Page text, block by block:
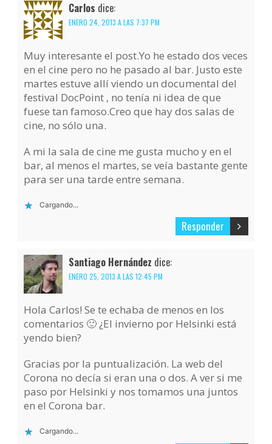
Carlos dice:
ENERO 24, 2013 A LAS 7:37 PM
Muy interesante el post.Yo he estado dos veces
en el cine pero no he pasado al bar. Justo este
martes estuve allí viendo un documental del
festival DocPoint , no tenía ni idea de que
fuese tan famoso.Creo que hay dos salas de
cine, no sólo una.
A mi la sala de cine me gusta mucho y en el
bar, al menos el martes, se veía bastante gente
para ser una tarde entre semana.
Cargando...
Responder
Santiago Hernández dice:
ENERO 25, 2013 A LAS 12:45 PM
Hola Carlos! Se te echaba de menos en los
comentarios 🙂 ¿El invierno por Helsinki está
yendo bien?
Gracias por la puntualización. La web del
Corona no decía si eran una o dos. A ver si me
paso por Helsinki y nos tomamos una juntos
en el Corona bar.
Cargando...